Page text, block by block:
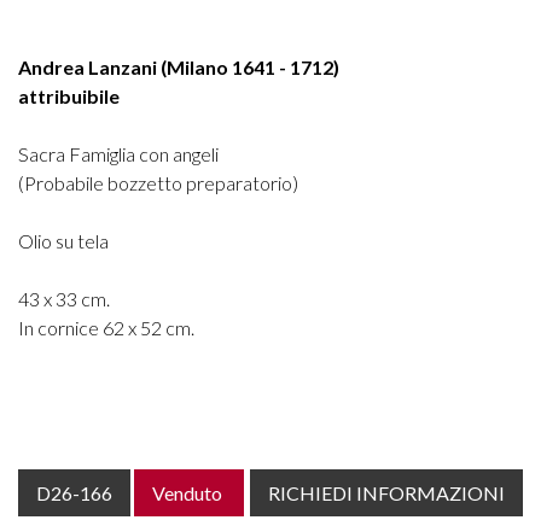
Andrea Lanzani (Milano 1641 - 1712)
attribuibile
Sacra Famiglia con angeli
(Probabile bozzetto preparatorio)
Olio su tela
43 x 33 cm.
In cornice 62 x 52 cm.
D26-166 Venduto RICHIEDI INFORMAZIONI